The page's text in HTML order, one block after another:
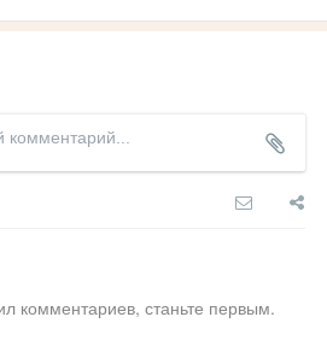
комментариев, станьте первым.